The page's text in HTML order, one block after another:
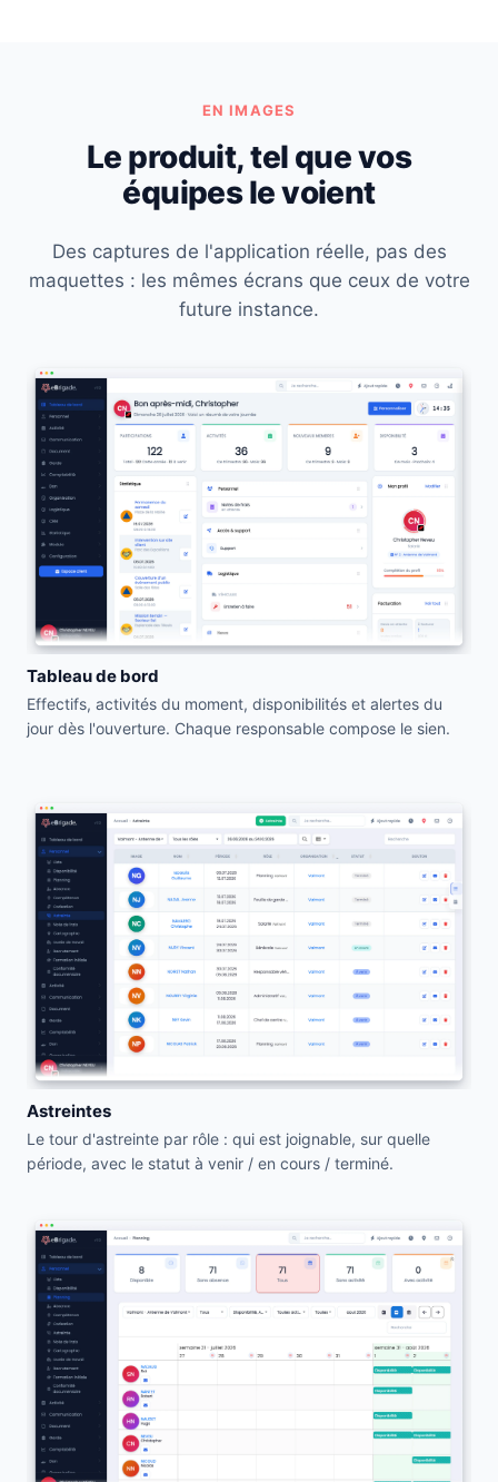
EN IMAGES
Le produit, tel que vos
équipes le voient
Des captures de l'application réelle, pas des
maquettes : les mêmes écrans que ceux de votre
future instance.
Tableau de bord
Effectifs, activités du moment, disponibilités et alertes du
jour dès l'ouverture. Chaque responsable compose le sien.
Astreintes
Le tour d'astreinte par rôle : qui est joignable, sur quelle
période, avec le statut à venir / en cours / terminé.